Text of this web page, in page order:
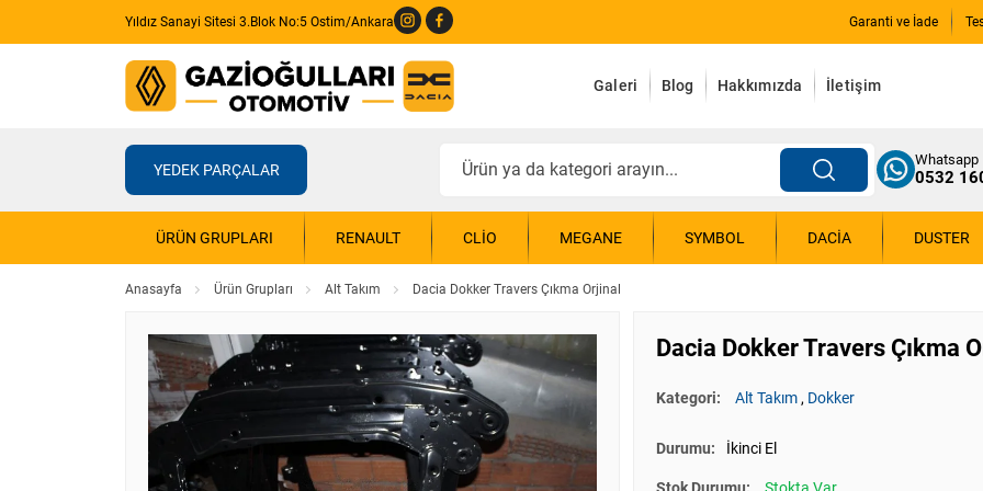
Yıldız Sanayi Sitesi 3.Blok No:5 Ostim/Ankara Garanti ve İade
Galeri Blog Hakkımızda İletişim
YEDEK PARÇALAR
Whatsapp
0532
ÜRÜN GRUPLARI RENAULT CLIO MEGANE SYMBOL DACIA DUSTER
Anasayfa Ürün Grupları Alt Takım Dacia Dokker Travers Çıkma Orjinal
Dacia Dokker Travers Çıkma
Kategori: Alt Takım, Dokker
Durumu: İkinci El